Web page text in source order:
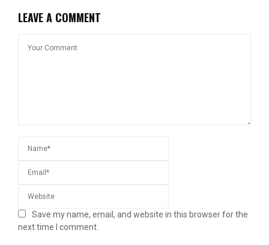
LEAVE A COMMENT
Save my name, email, and website in this browser for the
next time I comment.